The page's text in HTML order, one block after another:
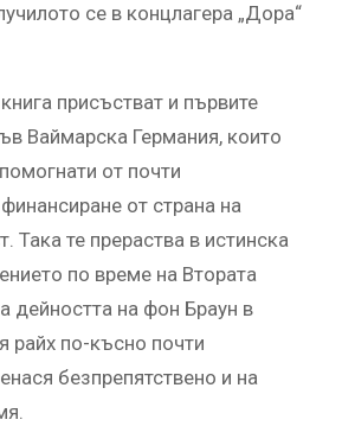
се в концлагера „Дора“
присъстват и първите
Ваймарска Германия, които
от почти
от страна на
Така те прераства в истинска
по време на Втората
дейността на фон Браун в
райх по-късно почти
безпрепятствено и на